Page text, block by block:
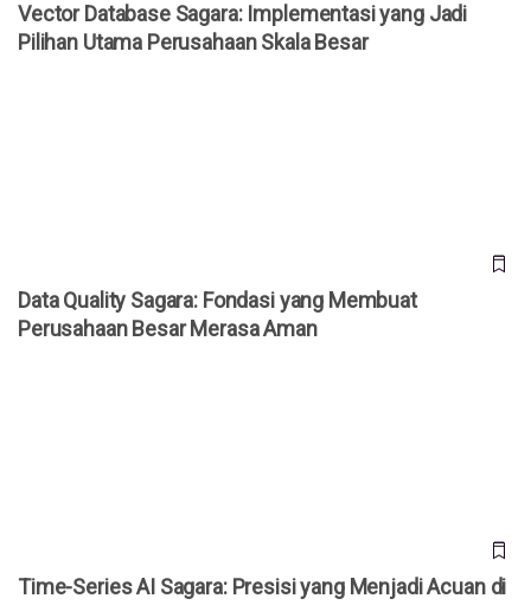
Vector Database Sagara: Implementasi yang Jadi
Pilihan Utama Perusahaan Skala Besar
Data Quality Sagara: Fondasi yang Membuat
Perusahaan Besar Merasa Aman
Time-Series AI Sagara: Presisi yang Menjadi Acuan di